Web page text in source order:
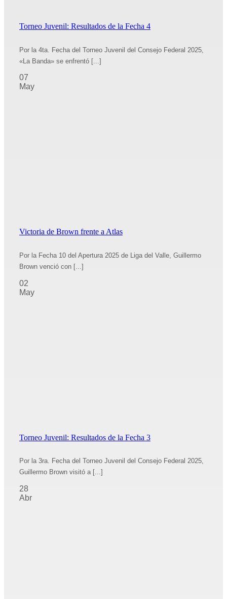
Torneo Juvenil: Resultados de la Fecha 4
Por la 4ta. Fecha del Torneo Juvenil del Consejo Federal 2025,
«La Banda» se enfrentó [...]
07
May
Victoria de Brown frente a Atlas
Por la Fecha 10 del Apertura 2025 de Liga del Valle, Guillermo
Brown venció con [...]
02
May
Torneo Juvenil: Resultados de la Fecha 3
Por la 3ra. Fecha del Torneo Juvenil del Consejo Federal 2025,
Guillermo Brown visitó a [...]
28
Abr